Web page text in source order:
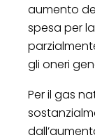
aumento
spesa per
gli oneri
Per il gas